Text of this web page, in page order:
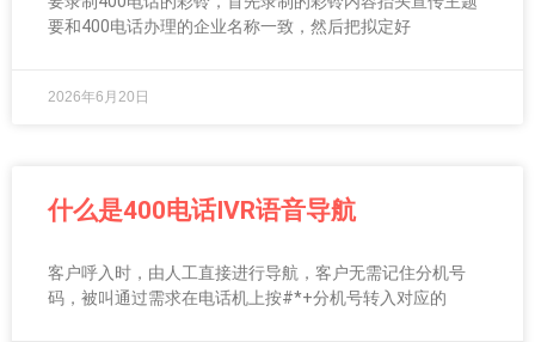
要和400电话办理的企业名称一致，然后把拟定好
2026年6月20日
什么是400电话IVR语音导航
客户呼入时，由人工直接进行导航，客户无需记住分机号
码，被叫通过需求在电话机上按#*+分机号转入对应的